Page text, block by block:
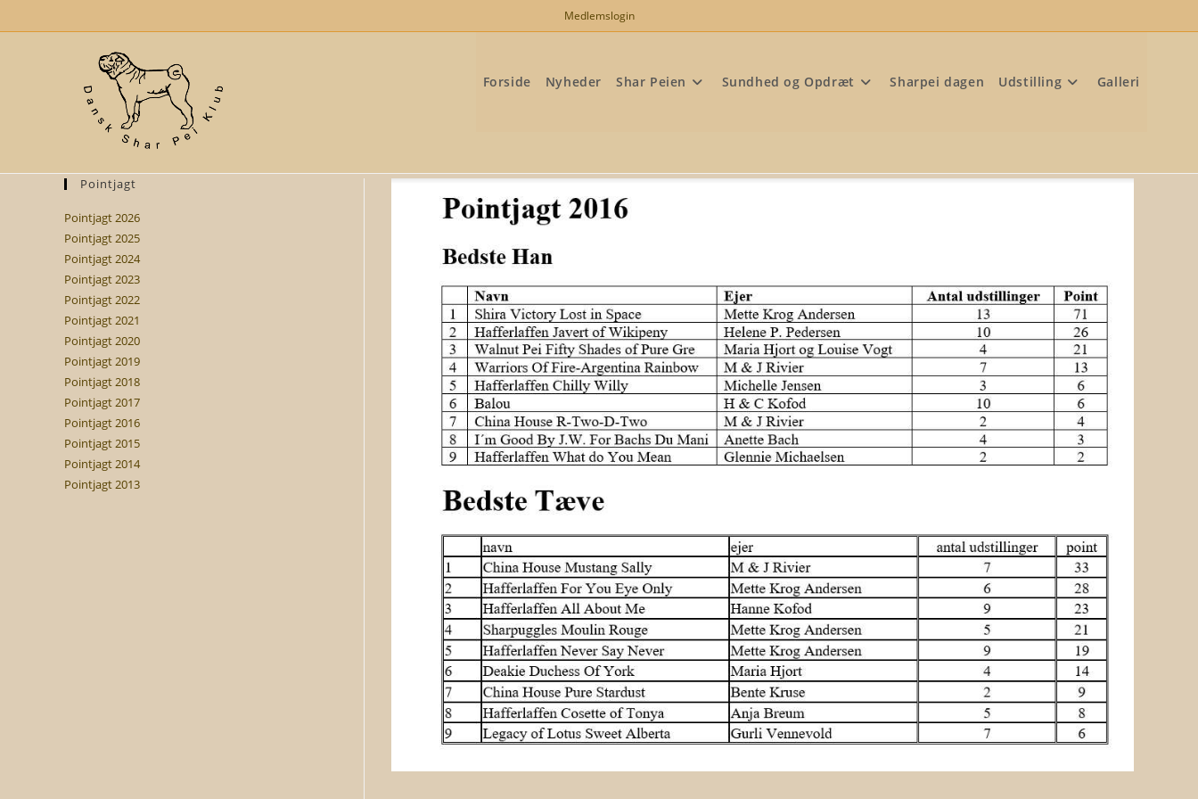
to
Medlemslogin
Forside Nyheder Shar Peien Sundhed og Opdræt Sharpei dagen Udstilling Galleri
Pointjagt
Pointjagt 2026
Pointjagt 2025
Pointjagt 2024
Pointjagt 2023
Pointjagt 2022
Pointjagt 2021
Pointjagt 2020
Pointjagt 2019
Pointjagt 2018
Pointjagt 2017
Pointjagt 2016
Pointjagt 2015
Pointjagt 2014
Pointjagt 2013